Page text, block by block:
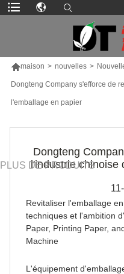
maison > nouvelles >
Dongteng Company s'efforce de
l'emballage en papier
PLUS DE PRODUITS
Dongteng
l'industrie chinoise
Revitaliser l'emballage
techniques et l'ambition
Paper, Printing Paper,
Machine
L'équipement